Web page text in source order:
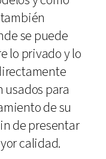
se puede
lo privado y lo
usados para
de su
de presentar
calidad.